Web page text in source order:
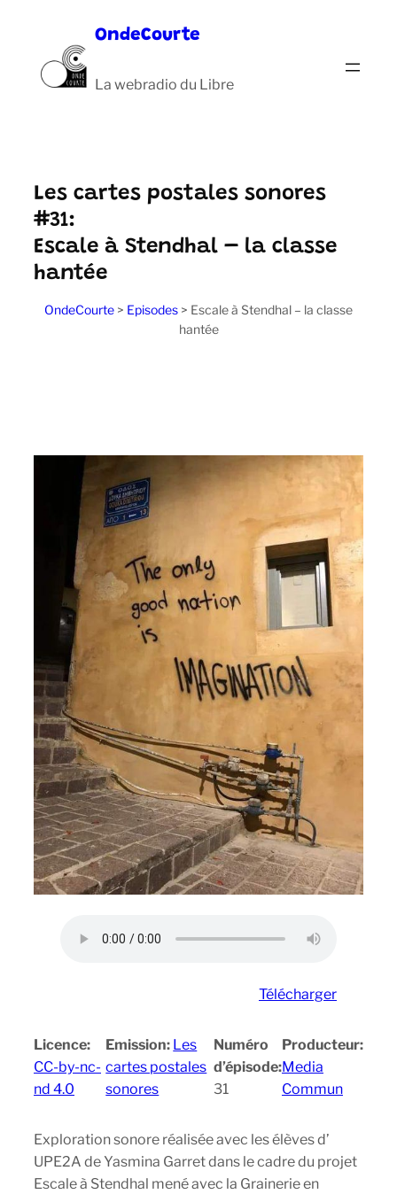
contenu
OndeCourte
La webradio du Libre
Les cartes postales sonores
#31:
Escale à Stendhal – la classe
hantée
OndeCourte > Episodes > Escale à Stendhal – la classe
hantée
Télécharger
Licence:
CC-by-nc-
nd 4.0
Emission: Les
cartes postales
sonores
Numéro
d’épisode:
31
Producteur:
Media
Commun
Exploration sonore réalisée avec les élèves d’
UPE2A de Yasmina Garret dans le cadre du projet
Escale à Stendhal mené avec la Grainerie en